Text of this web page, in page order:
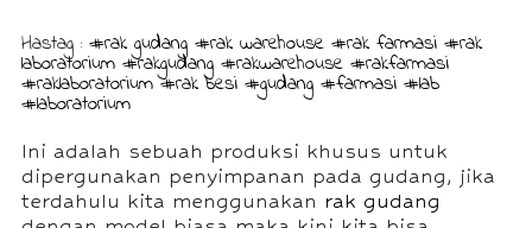
Hastag :#rak gudang#rak warehouse#rak farmasi#rak
laboratorium#rakgudang#rakwarehouse#rakfarmasi
#raklaboratorium#rak besi#gudang#farmasi#lab
#laboratorium
Ini adalah sebuah produksi khusus untuk
dipergunakan penyimpanan pada gudang, jika
terdahulu kita menggunakan rak gudang